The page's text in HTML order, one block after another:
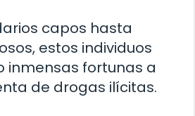
capos hasta
estos individuos
inmensas fortunas a
de drogas ilícitas.